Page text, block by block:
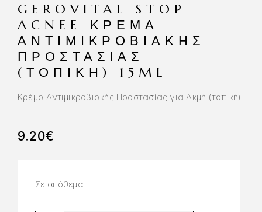
GEROVITAL STOP
ACNEE ΚΡΈΜΑ
ΑΝΤΙΜΙΚΡΟΒΙΑΚΉΣ
ΠΡΟΣΤΑΣΊΑΣ
(ΤΟΠΙΚΉ) 15ML
Κρέμα Αντιμικροβιακής Προστασίας για Ακμή (τοπική)
9.20€
Σε απόθεμα